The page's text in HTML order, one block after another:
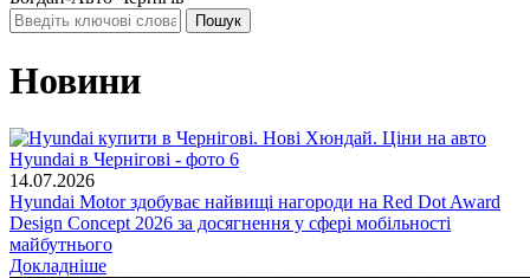
Новини
14.07.2026
Hyundai Motor здобуває найвищі нагороди на Red Dot Award
Design Concept 2026 за досягнення у сфері мобільності
майбутнього
Докладніше